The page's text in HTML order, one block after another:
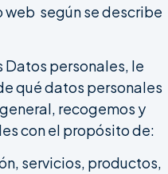
web según se describe
Datos personales, le
qué datos personales
recogemos y
con el propósito de:
servicios, productos,